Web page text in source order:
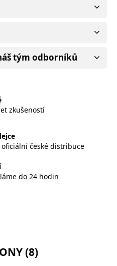
tým odborníků
zkušeností
české distribuce
do 24 hodin
(8)